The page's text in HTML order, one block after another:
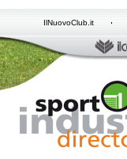
IlNuovoClub.it